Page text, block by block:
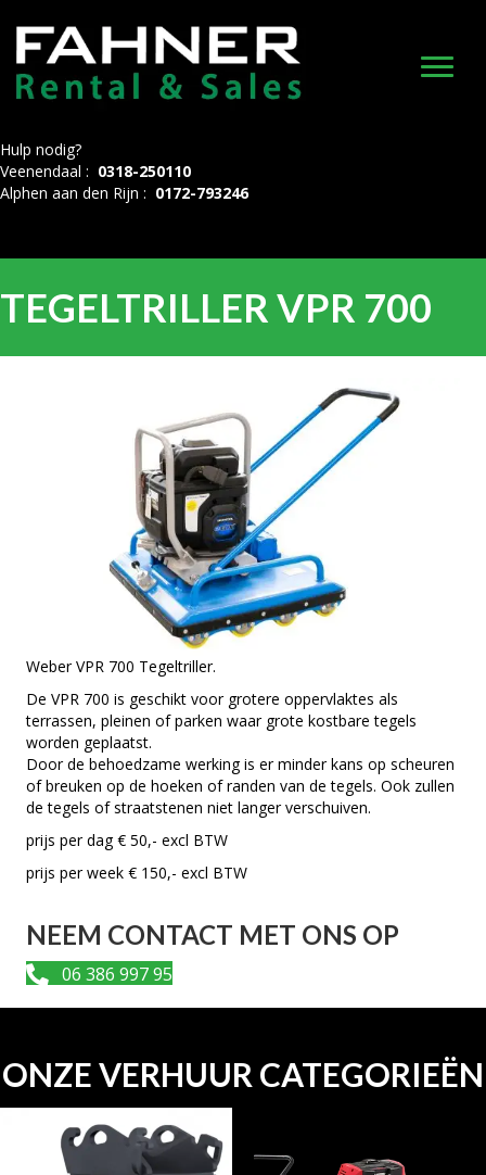
Hulp nodig?
Veenendaal : 0318-250110
Alphen aan den Rijn : 0172-793246
TEGELTRILLER VPR 700
Weber VPR 700 Tegeltriller.
De VPR 700 is geschikt voor grotere oppervlaktes als
terrassen, pleinen of parken waar grote kostbare tegels
worden geplaatst.
Door de behoedzame werking is er minder kans op scheuren
of breuken op de hoeken of randen van de tegels. Ook zullen
de tegels of straatstenen niet langer verschuiven.
prijs per dag € 50,- excl BTW
prijs per week € 150,- excl BTW
NEEM CONTACT MET ONS OP
06 386 997 95
ONZE VERHUUR CATEGORIEËN